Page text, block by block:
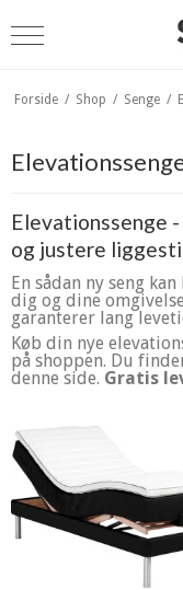
Forside / Shop / Senge /
Elevationssenge
og justere
En sådan ny seng
dig og dine
garanterer lang
Køb din nye
på shoppen. Du
denne side. Gratis